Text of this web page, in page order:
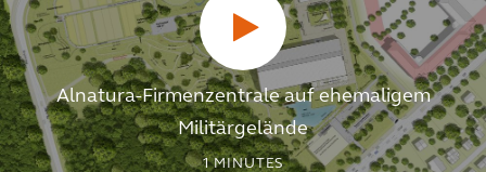
Alnatura-Firmenzentrale auf ehemaligem
Militärgelände
1MINUTES